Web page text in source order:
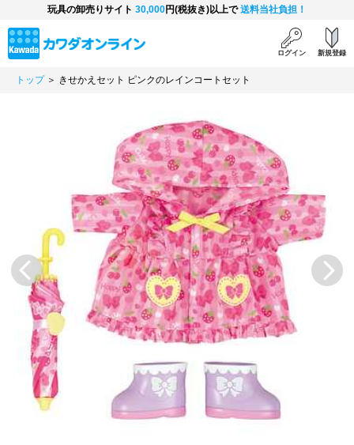
玩具の卸売りサイト 30,000円(税抜き)以上で送料当社負担！
ログイン 新規登録
トップ＞ きせかえセット ピンクのレインコートセット
Previous